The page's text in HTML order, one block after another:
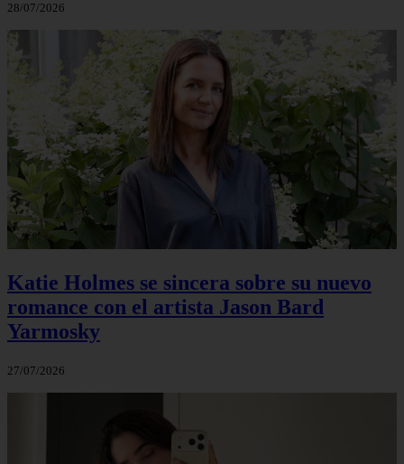
28/07/2026
Katie Holmes se sincera sobre su nuevo
romance con el artista Jason Bard
Yarmosky
27/07/2026